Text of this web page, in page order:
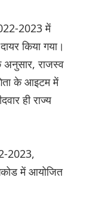
2023 में
किया गया।
राजस्व
के आइटम में
ही राज्य
2023,
में आयोजित